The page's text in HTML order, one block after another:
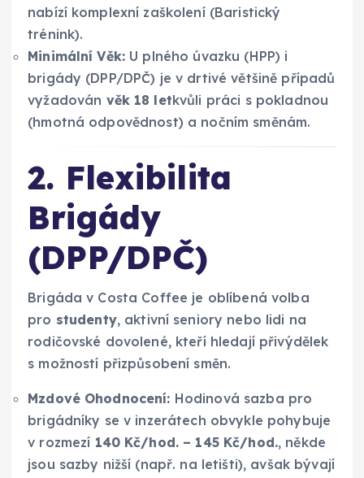
nabízí komplexní zaškolení (Baristický
trénink).
Minimální Věk: U plného úvazku (HPP) i
brigády (DPP/DPČ) je v drtivé většině případů
vyžadován věk 18 letkvůli práci s pokladnou
(hmotná odpovědnost) a nočním směnám.
2. Flexibilita
Brigády
(DPP/DPČ)
Brigáda v Costa Coffee je oblíbená volba
pro studenty, aktivní seniory nebo lidi na
rodičovské dovolené, kteří hledají přivýdělek
s možností přizpůsobení směn.
Mzdové Ohodnocení: Hodinová sazba pro
brigádníky se v inzerátech obvykle pohybuje
v rozmezí 140 Kč/hod. – 145 Kč/hod., někde
jsou sazby nižší (např. na letišti), avšak bývají